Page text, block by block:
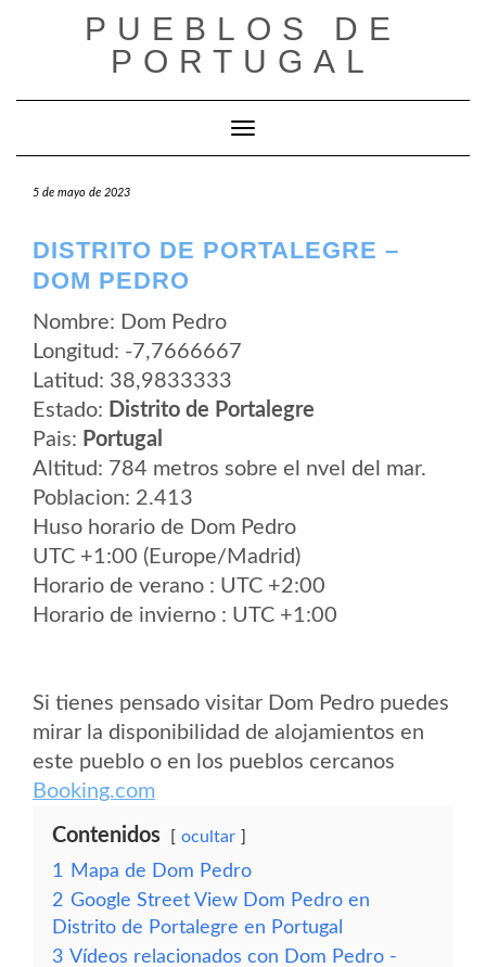
PUEBLOS DE
PORTUGAL
Cambiar modo de navegación
5 de mayo de 2023
DISTRITO DE PORTALEGRE –
DOM PEDRO
Nombre: Dom Pedro
Longitud: -7,7666667
Latitud: 38,9833333
Estado: Distrito de Portalegre
Pais: Portugal
Altitud: 784 metros sobre el nvel del mar.
Poblacion: 2.413
Huso horario de Dom Pedro
UTC +1:00 (Europe/Madrid)
Horario de verano : UTC +2:00
Horario de invierno : UTC +1:00
Si tienes pensado visitar Dom Pedro puedes
mirar la disponibilidad de alojamientos en
este pueblo o en los pueblos cercanos
Booking.com
Contenidos ocultar
1
Mapa de Dom Pedro
2 Google Street View Dom Pedro en
Distrito de Portalegre en Portugal
3 Vídeos relacionados con Dom Pedro -